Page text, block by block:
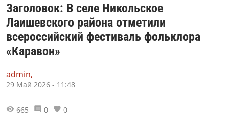
Заголовок: В селе Никольское
Лаишевского района отметили
всероссийский фестиваль фольклора
«Каравон»
admin,
29 Май 2026 - 11:48
665 0 0